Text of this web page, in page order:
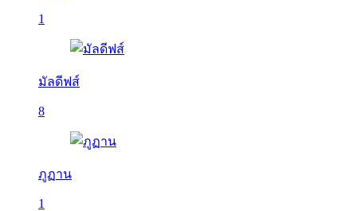
1
มัลดีฟส์
8
ภูฏาน
1